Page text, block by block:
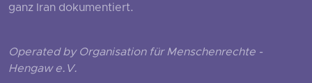
ganz Iran dokumentiert.
Operated by Organisation für Menschenrechte -
Hengaw e.V.